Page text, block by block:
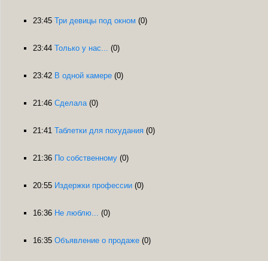
23:45 Три девицы под окном (0)
23:44 Только у нас... (0)
23:42 В одной камере (0)
21:46 Сделала (0)
21:41 Таблетки для похудания (0)
21:36 По собственному (0)
20:55 Издержки профессии (0)
16:36 Не люблю... (0)
16:35 Объявление о продаже (0)